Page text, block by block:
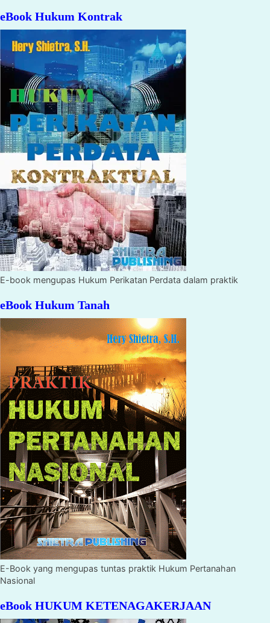
eBook Hukum Kontrak
E-book mengupas Hukum Perikatan Perdata dalam praktik
eBook Hukum Tanah
E-Book yang mengupas tuntas praktik Hukum Pertanahan
Nasional
eBook HUKUM KETENAGAKERJAAN